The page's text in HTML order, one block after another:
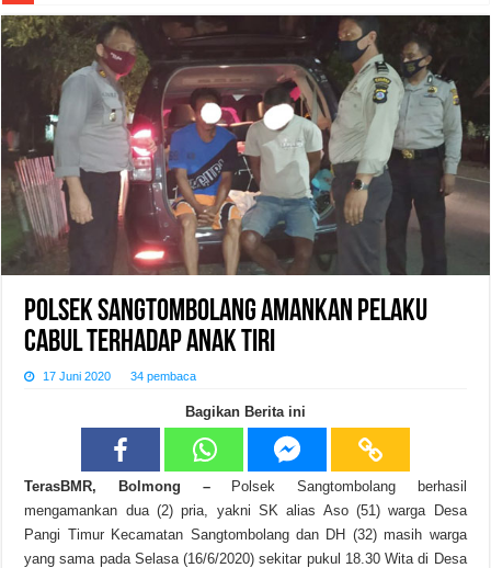
Polsek Sangtombolang Amankan Pelaku
Cabul Terhadap Anak Tiri
17 Juni 2020 34 pembaca
Bagikan Berita ini
TerasBMR, Bolmong –Polsek Sangtombolang berhasil
mengamankan dua (2) pria, yakni SK alias Aso (51) warga Desa
Pangi Timur Kecamatan Sangtombolang dan DH (32) masih warga
yang sama pada Selasa (16/6/2020) sekitar pukul 18.30 Wita di Desa